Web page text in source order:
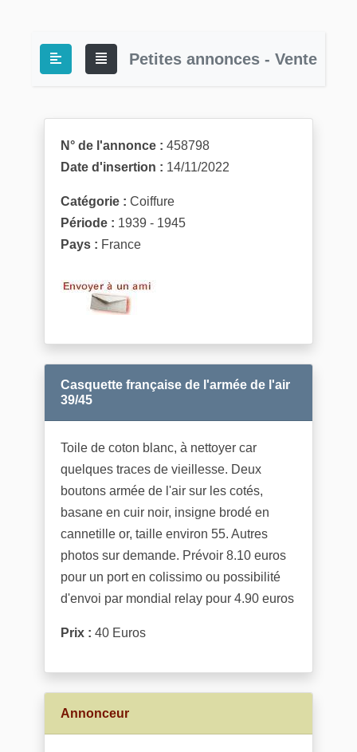
Petites annonces - Vente
N° de l'annonce : 458798
Date d'insertion : 14/11/2022
Catégorie : Coiffure
Période : 1939 - 1945
Pays : France
Casquette française de l'armée de l'air
39/45
Toile de coton blanc, à nettoyer car
quelques traces de vieillesse. Deux
boutons armée de l'air sur les cotés,
basane en cuir noir, insigne brodé en
cannetille or, taille environ 55. Autres
photos sur demande. Prévoir 8.10 euros
pour un port en colissimo ou possibilité
d'envoi par mondial relay pour 4.90 euros
Prix : 40 Euros
Annonceur